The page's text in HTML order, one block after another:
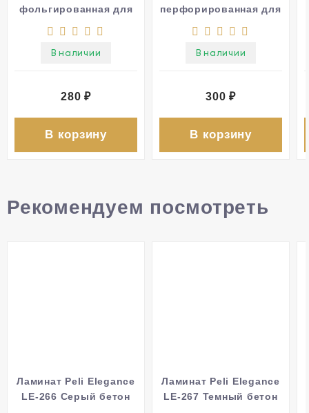
фольгированная для
теплого пола 1,5 мм
В наличии
280₽
В корзину
перфорированная для
1,5 мм
В наличии
300₽
В корзину
Рекомендуем посмотреть
Ламинат Peli Elegance
LE-266 Серый бетон
Ламинат Peli Elegance
LE-267 Темный бетон